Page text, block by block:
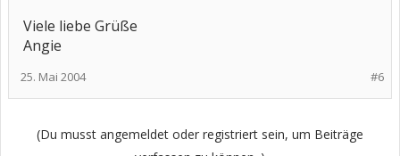
Viele liebe Grüße
Angie
#6
25. Mai 2004
(Du musst angemeldet oder registriert sein, um Beiträge